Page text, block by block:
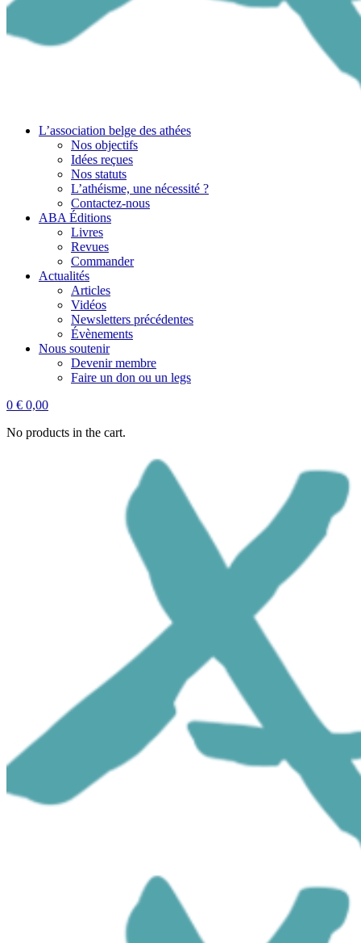
L’association belge des athées
Nos objectifs
Idées reçues
Nos statuts
L’athéisme, une nécessité ?
Contactez-nous
ABA Éditions
Livres
Revues
Commander
Actualités
Articles
Vidéos
Newsletters précédentes
Évènements
Nous soutenir
Devenir membre
Faire un don ou un legs
0 € 0,00
No products in the cart.